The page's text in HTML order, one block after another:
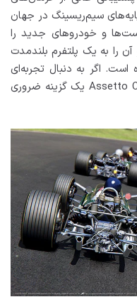
سیم‌ریسینگ در جهان
و خودروهای جدید را
را به یک پلتفرم بلندمدت
است. اگر به دنبال تجربه‌ای
نزدیک به رانندگی واقعی هستید، Assetto Corsa یک گزینه ضروری